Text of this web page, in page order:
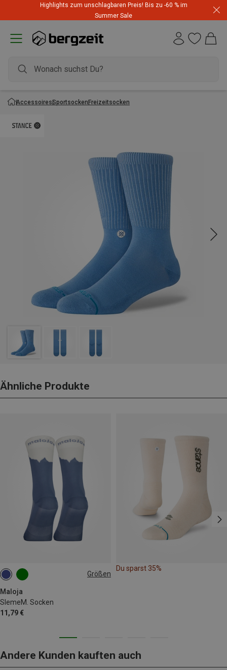
Highlights zum unschlagbaren Preis! Bis zu -60 % im
Summer Sale
AccessoiresSportsockenFreizeitsocken
Ähnliche Produkte
Größen
Maloja
SlemeM. Socken
11,79 €
43|44|45|46
Du sparst 35%
Andere Kunden kauften auch